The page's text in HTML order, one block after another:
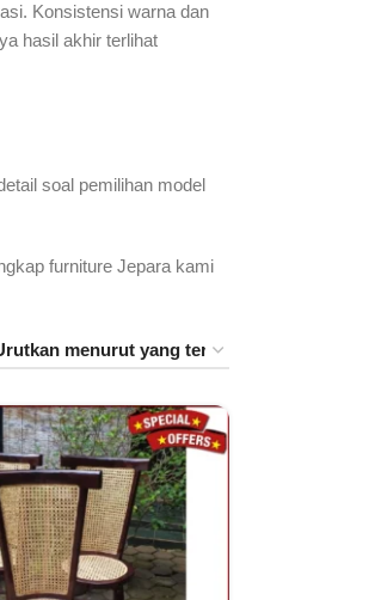
Konsistensi warna dan
hasil akhir terlihat
soal pemilihan model
furniture Jepara kami